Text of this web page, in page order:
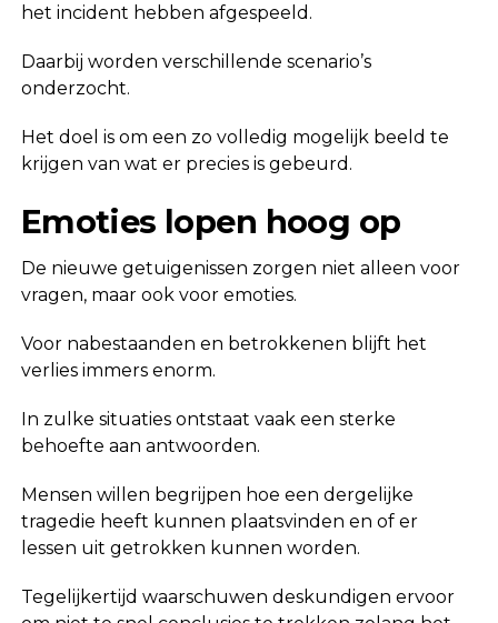
het incident hebben afgespeeld.
Daarbij worden verschillende scenario’s
onderzocht.
Het doel is om een zo volledig mogelijk beeld te
krijgen van wat er precies is gebeurd.
Emoties lopen hoog op
De nieuwe getuigenissen zorgen niet alleen voor
vragen, maar ook voor emoties.
Voor nabestaanden en betrokkenen blijft het
verlies immers enorm.
In zulke situaties ontstaat vaak een sterke
behoefte aan antwoorden.
Mensen willen begrijpen hoe een dergelijke
tragedie heeft kunnen plaatsvinden en of er
lessen uit getrokken kunnen worden.
Tegelijkertijd waarschuwen deskundigen ervoor